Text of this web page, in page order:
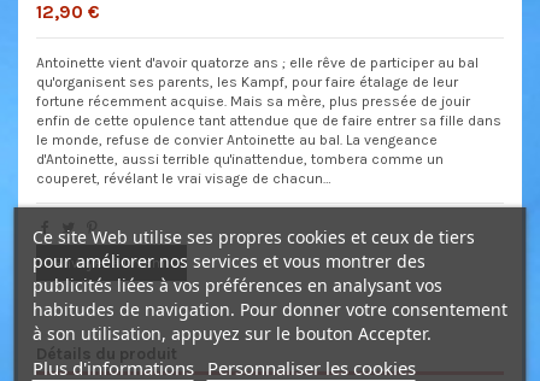
12,90 €
Antoinette vient d'avoir quatorze ans ; elle rêve de participer au bal
qu'organisent ses parents, les Kampf, pour faire étalage de leur
fortune récemment acquise. Mais sa mère, plus pressée de jouir
enfin de cette opulence tant attendue que de faire entrer sa fille dans
le monde, refuse de convier Antoinette au bal. La vengeance
d'Antoinette, aussi terrible qu'inattendue, tombera comme un
couperet, révélant le vrai visage de chacun…
Envoyer à un ami
Détails du produit
Ce site Web utilise ses propres cookies et ceux de tiers
pour améliorer nos services et vous montrer des
publicités liées à vos préférences en analysant vos
habitudes de navigation. Pour donner votre consentement
à son utilisation, appuyez sur le bouton Accepter.
Plus d'informations Personnaliser les cookies